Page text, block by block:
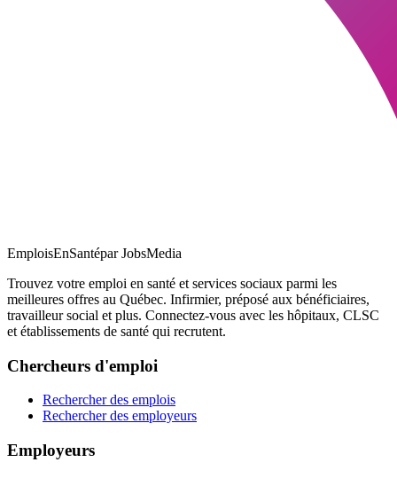
EmploisEnSantépar JobsMedia
Trouvez votre emploi en santé et services sociaux parmi les
meilleures offres au Québec. Infirmier, préposé aux bénéficiaires,
travailleur social et plus. Connectez-vous avec les hôpitaux, CLSC
et établissements de santé qui recrutent.
Chercheurs d'emploi
Rechercher des emplois
Rechercher des employeurs
Employeurs